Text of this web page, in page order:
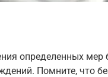
определенных мер
Помните, что